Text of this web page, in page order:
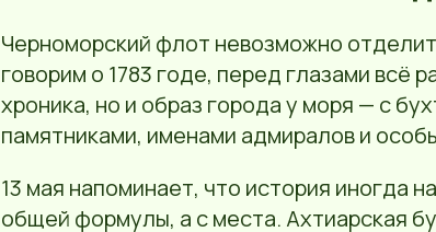
Черноморский флот невозможно
говорим о 1783 годе, перед глазами всё
хроника, но и образ города у моря — с
памятниками, именами адмиралов и
13 мая напоминает, что история иногда
общей формулы, а с места. Ахтиарская